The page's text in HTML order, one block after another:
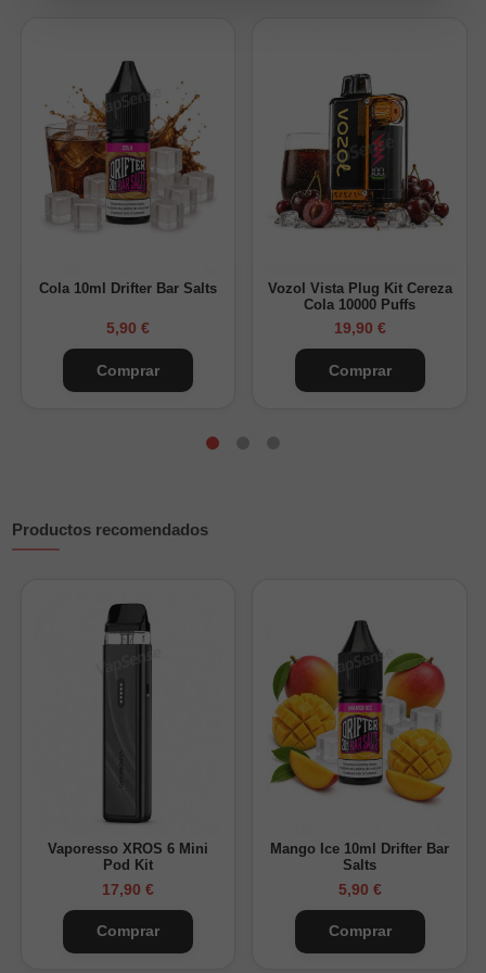
Disponible en 10mg y 20mg de nicotina
, está pensada para
dispositivos de baja potencia. Puedes descubrir otros sabores
deBombo Bar Juice Salts
o visitar nuestra categoría de
sales de nicotina
Cola 10ml Drifter Bar Salts
5,90 €
Comprar
Vozol Vista Plug Kit Cereza
Cola 10000 Puffs
19,90 €
Comprar
Productos recomendados
Vaporesso XROS 6 Mini
Pod Kit
17,90 €
Comprar
Mango Ice 10ml Drifter Bar
Salts
5,90 €
Comprar